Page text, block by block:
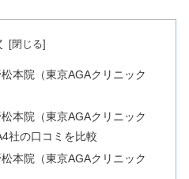
本院（東京AGAクリニック
本院（東京AGAクリニック
社の口コミを比較
本院（東京AGAクリニック